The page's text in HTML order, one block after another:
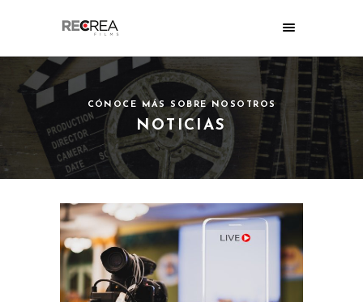
CÓNOCE MÁS SOBRE NOSOTROS
NOTICIAS